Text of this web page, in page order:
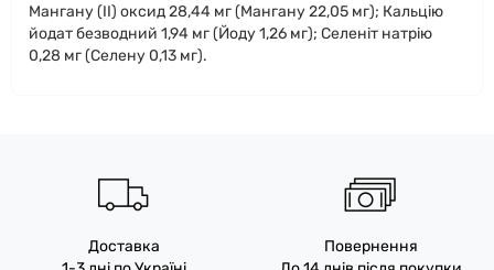
Мангану (ІІ) оксид 28,44 мг (Мангану 22,05 мг); Кальцію
йодат безводний 1,94 мг (Йоду 1,26 мг); Селеніт натрію
0,28 мг (Селену 0,13 мг).
Доставка
Повернення